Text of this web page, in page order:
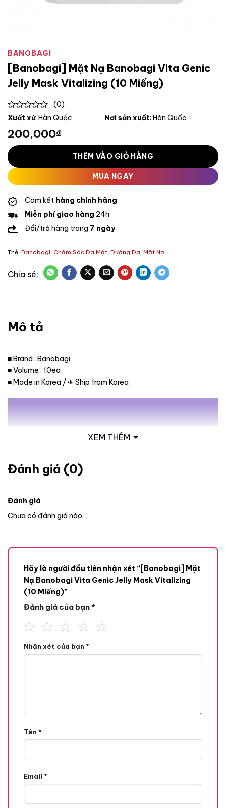
BANOBAGI
[Banobagi] Mặt Nạ Banobagi Vita Genic
Jelly Mask Vitalizing (10 Miếng)
0
of
5
(0)
Xuất xứ: Hàn Quốc Nơi sản xuất: Hàn Quốc
200,000₫
THÊM VÀO GIỎ HÀNG
MUA NGAY
Cam kết hàng chính hãng
Miễn phí giao hàng 24h
Đổi/trả hàng trong 7 ngày
Thẻ: Banobagi, Chăm Sóc Da Mặt, Dưỡng Da, Mặt Nạ
Mô tả
■ Brand : Banobagi
■ Volume : 10ea
■ Made in Korea / ✈ Ship from Korea
XEM THÊM
Đánh giá (0)
Đánh giá
Chưa có đánh giá nào.
Hãy là người đầu tiên nhận xét “[Banobagi] Mặt
Nạ Banobagi Vita Genic Jelly Mask Vitalizing
(10 Miếng)”
Đánh giá của bạn*
Nhận xét của bạn *
Tên *
Email *